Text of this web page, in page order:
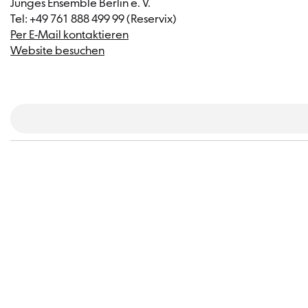
Junges Ensemble Berlin e. V.
Tel: +49 761 888 499 99 (Reservix)
Per E-Mail kontaktieren
Website besuchen